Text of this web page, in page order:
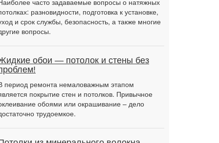
часто задаваемые вопросы о натяжных
разновидности, подготовка к установке,
и срок службы, безопасность, а также многие
вопросы.
обои — потолок и стены без
период ремонта немаловажным этапом
покрытие стен и потолков. Привычное
обоями или окрашивание – дело
трудоемкое.